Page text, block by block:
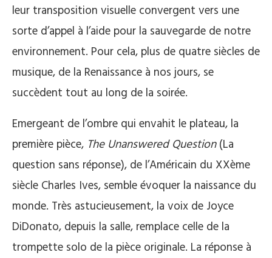
leur transposition visuelle convergent vers une
sorte d’appel à l’aide pour la sauvegarde de notre
environnement. Pour cela, plus de quatre siècles de
musique, de la Renaissance à nos jours, se
succèdent tout au long de la soirée.
Emergeant de l’ombre qui envahit le plateau, la
première pièce, The Unanswered Question(La
question sans réponse), de l’Américain du XXème
siècle Charles Ives, semble évoquer la naissance du
monde. Très astucieusement, la voix de Joyce
DiDonato, depuis la salle, remplace celle de la
trompette solo de la pièce originale. La réponse à